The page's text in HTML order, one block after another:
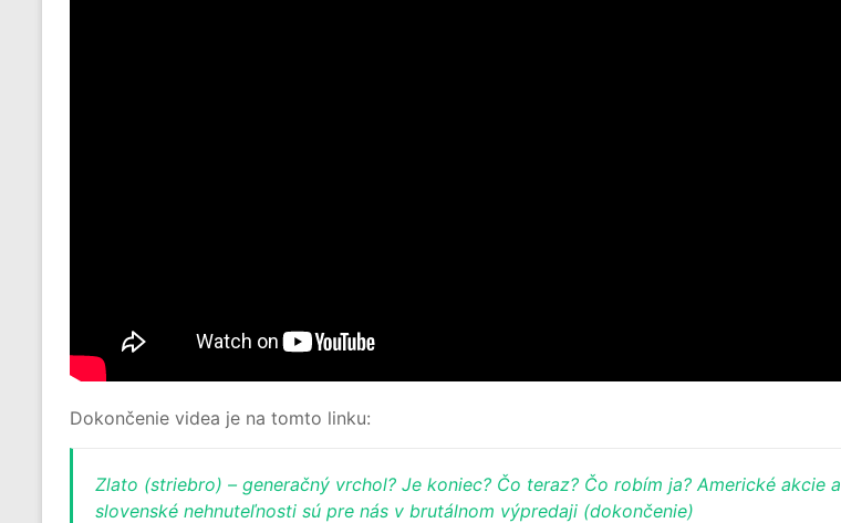
Dokončenie videa je na tomto linku:
Zlato (striebro) – generačný vrchol? Je koniec? Čo teraz? Čo robím ja? Americké akcie a
slovenské nehnuteľnosti sú pre nás v brutálnom výpredaji (dokončenie)